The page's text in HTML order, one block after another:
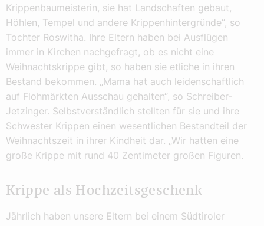
Krippenbaumeisterin, sie hat Landschaften gebaut,
Höhlen, Tempel und andere Krippenhintergründe“, so
Tochter Roswitha. Ihre Eltern haben bei Ausflügen
immer in Kirchen nachgefragt, ob es nicht eine
Weihnachtskrippe gibt, so haben sie etliche in ihren
Bestand bekommen. „Mama hat auch leidenschaftlich
auf Flohmärkten Ausschau gehalten“, so Schreiber-
Jetzinger. Selbstverständlich stellten für sie und ihre
Schwester Krippen einen wesentlichen Bestandteil der
Weihnachtszeit in ihrer Kindheit dar. „Wir hatten eine
große Krippe mit rund 40 Zentimeter großen Figuren.
Krippe als Hochzeitsgeschenk
Jährlich haben unsere Eltern bei einem Südtiroler